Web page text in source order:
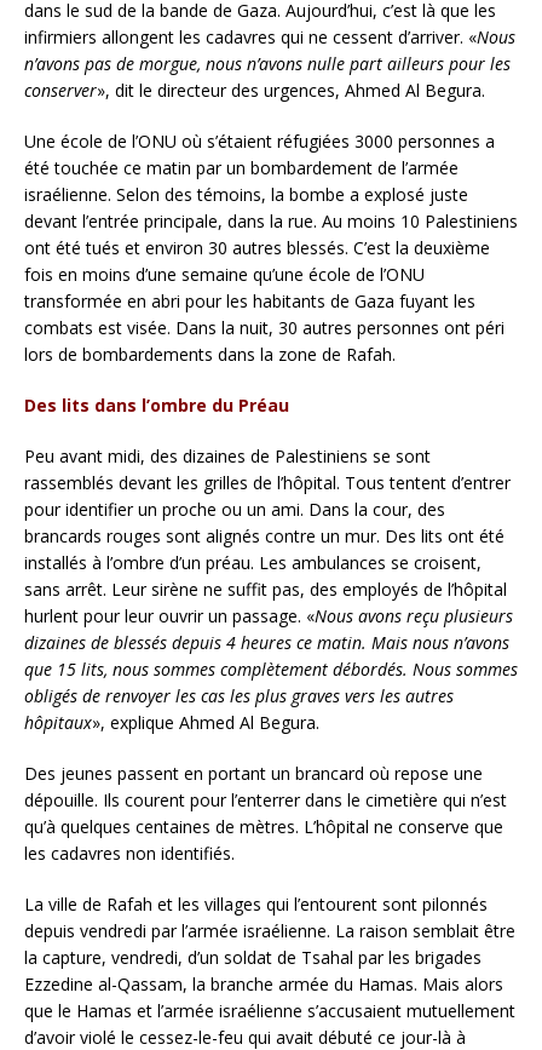
dans le sud de la bande de Gaza. Aujourd’hui, c’est là que les
infirmiers allongent les cadavres qui ne cessent d’arriver. «Nous
n’avons pas de morgue, nous n’avons nulle part ailleurs pour les
conserver», dit le directeur des urgences, Ahmed Al Begura.
Une école de l’ONU où s’étaient réfugiées 3000 personnes a
été touchée ce matin par un bombardement de l’armée
israélienne. Selon des témoins, la bombe a explosé juste
devant l’entrée principale, dans la rue. Au moins 10 Palestiniens
ont été tués et environ 30 autres blessés. C’est la deuxième
fois en moins d’une semaine qu’une école de l’ONU
transformée en abri pour les habitants de Gaza fuyant les
combats est visée. Dans la nuit, 30 autres personnes ont péri
lors de bombardements dans la zone de Rafah.
Des lits dans l’ombre du Préau
Peu avant midi, des dizaines de Palestiniens se sont
rassemblés devant les grilles de l’hôpital. Tous tentent d’entrer
pour identifier un proche ou un ami. Dans la cour, des
brancards rouges sont alignés contre un mur. Des lits ont été
installés à l’ombre d’un préau. Les ambulances se croisent,
sans arrêt. Leur sirène ne suffit pas, des employés de l’hôpital
hurlent pour leur ouvrir un passage. «Nous avons reçu plusieurs
dizaines de blessés depuis 4 heures ce matin. Mais nous n’avons
que 15 lits, nous sommes complètement débordés. Nous sommes
obligés de renvoyer les cas les plus graves vers les autres
hôpitaux», explique Ahmed Al Begura.
Des jeunes passent en portant un brancard où repose une
dépouille. Ils courent pour l’enterrer dans le cimetière qui n’est
qu’à quelques centaines de mètres. L’hôpital ne conserve que
les cadavres non identifiés.
La ville de Rafah et les villages qui l’entourent sont pilonnés
depuis vendredi par l’armée israélienne. La raison semblait être
la capture, vendredi, d’un soldat de Tsahal par les brigades
Ezzedine al-Qassam, la branche armée du Hamas. Mais alors
que le Hamas et l’armée israélienne s’accusaient mutuellement
d’avoir violé le cessez-le-feu qui avait débuté ce jour-là à